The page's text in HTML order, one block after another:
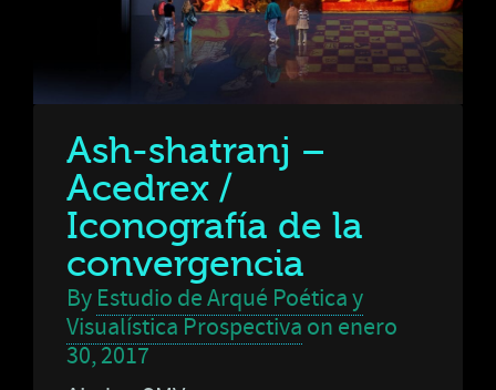
Ash-shatranj –
Acedrex /
Iconografía de la
convergencia
By Estudio de Arqué Poética y
Visualística Prospectiva on enero
30, 2017